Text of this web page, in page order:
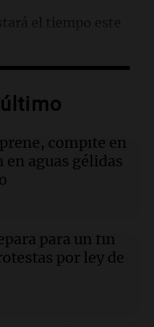
el tiempo este
fuga de gas en
sesión
el tiempo este
compite en
aguas gélidas
para un fin
por ley de